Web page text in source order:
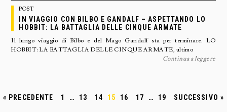
POST
IN VIAGGIO CON BILBO E GANDALF – ASPETTANDO LO
HOBBIT: LA BATTAGLIA DELLE CINQUE ARMATE
Il lungo viaggio di Bilbo e del Mago Gandalf sta per terminare. LO
HOBBIT: LA BATTAGLIA DELLE CINQUE ARMATE, ultimo
Continua a leggere
« PRECEDENTE 1 … 13 14 15 16 17 … 19 SUCCESSIVO »